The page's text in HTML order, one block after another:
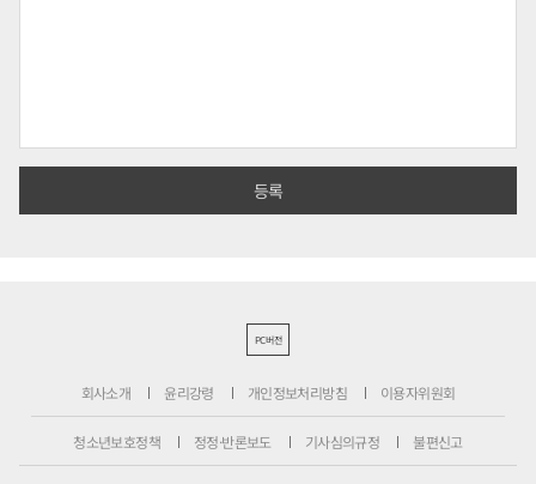
PC버전
회사소개 윤리강령 개인정보처리방침 이용자위원회
청소년보호정책 정정·반론보도 기사심의규정 불편신고